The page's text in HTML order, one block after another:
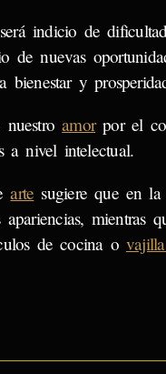
indicio de
de nuevas
bienestar y
nuestroamorpor el
a nivel intelectual.
arte sugiere que en
mientras
de cocina o